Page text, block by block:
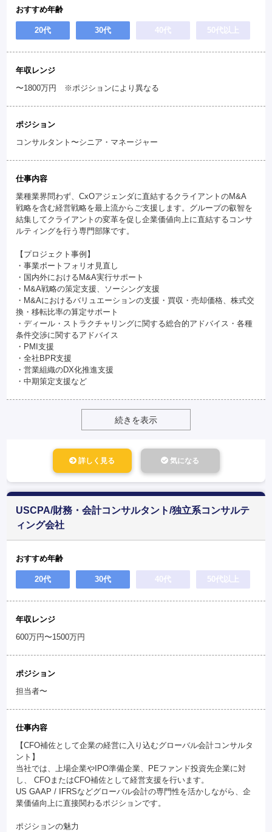
おすすめ年齢
20代 30代 40代 50代以上
年収レンジ
〜1800万円 ※ポジションにより異なる
ポジション
コンサルタント〜シニア・マネージャー
仕事内容
業種業界問わず、CxOアジェンダに直結するクライアントのM&A
戦略を含む経営戦略を最上流からご支援します。グループの叡智を
結集してクライアントの変革を促し企業価値向上に直結するコンサ
ルティングを行う専門部隊です。
【プロジェクト事例】
・事業ポートフォリオ見直し
・国内外におけるM&A実行サポート
・M&A戦略の策定支援、ソーシング支援
・M&Aにおけるバリュエーションの支援・買収・売却価格、株式交
換・移転比率の算定サポート
・ディール・ストラクチャリングに関する総合的アドバイス・各種
条件交渉に関するアドバイス
・PMI支援
・全社BPR支援
・営業組織のDX化推進支援
・中期策定支援など
続きを表示
詳しく見る 気になる
USCPA/財務・会計コンサルタント/独立系コンサルテ
ィング会社
おすすめ年齢
20代 30代 40代 50代以上
年収レンジ
600万円〜1500万円
ポジション
担当者〜
仕事内容
【CFO補佐として企業の経営に入り込むグローバル会計コンサルタ
ント】
当社では、上場企業やIPO準備企業、PEファンド投資先企業に対
し、 CFOまたはCFO補佐として経営支援を行います。
US GAAP / IFRSなどグローバル会計の専門性を活かしながら、企
業価値向上に直接関わるポジションです。
ポジションの魅力